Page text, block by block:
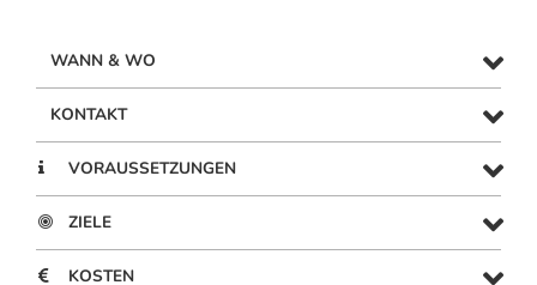
WANN & WO
KONTAKT
VORAUSSETZUNGEN
ZIELE
KOSTEN